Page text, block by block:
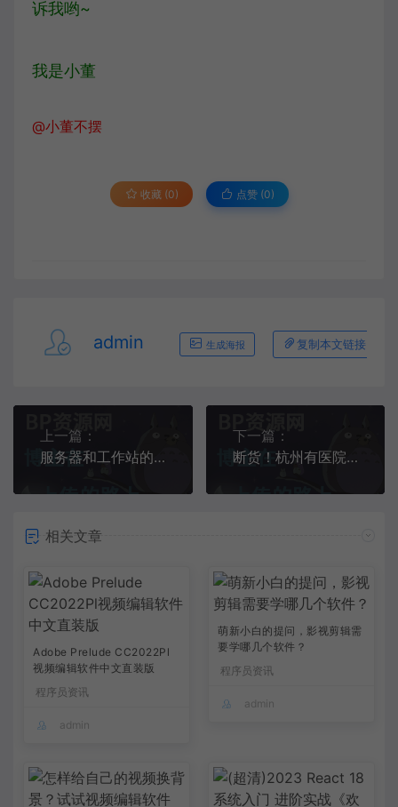
诉我哟~
我是小董
@小董不摆
收藏 (0) 点赞 (0)
admin 生成海报 复制本文链接
上一篇：
服务器和工作站的区别
下一篇：
断货！杭州有医院服务器被挤爆，比茅台咖啡还火！看到价格，网友羡慕了……
相关文章
Adobe Prelude CC2022Pl
视频编辑软件中文直装版
程序员资讯
admin
萌新小白的提问，影视剪辑需
要学哪几个软件？
程序员资讯
admin